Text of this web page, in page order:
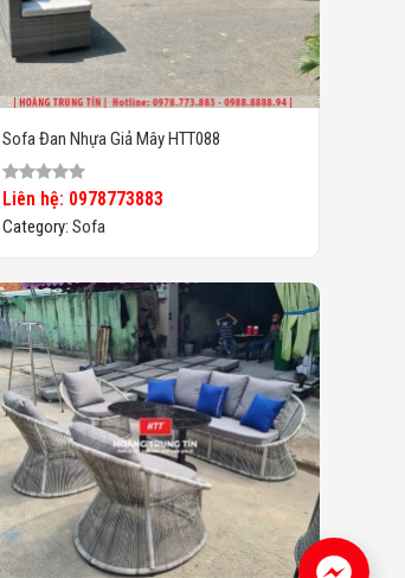
Sofa Đan Nhựa Giả Mây HTT088
Liên hệ: 0978773883
Category: Sofa